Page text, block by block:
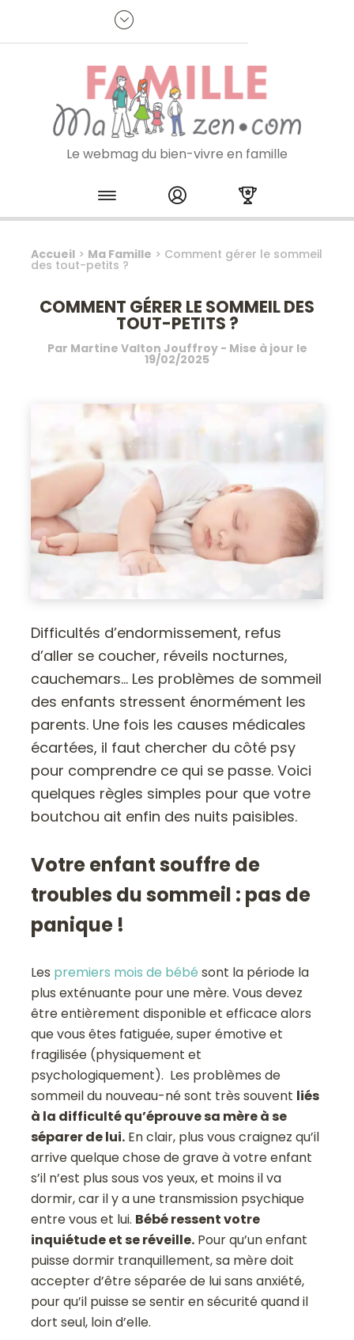
Je m'inscris à la newsletter
Le webmag du bien-vivre en famille
Skip to content
Accueil > Ma Famille > Comment gérer le sommeil
des tout-petits ?
COMMENT GÉRER LE SOMMEIL DES
TOUT-PETITS ?
Par Martine Valton Jouffroy- Mise à jour le
19/02/2025
Difficultés d’endormissement, refus
d’aller se coucher, réveils nocturnes,
cauchemars… Les problèmes de sommeil
des enfants stressent énormément les
parents. Une fois les causes médicales
écartées, il faut chercher du côté psy
pour comprendre ce qui se passe. Voici
quelques règles simples pour que votre
boutchou ait enfin des nuits paisibles.
Votre enfant souffre de
troubles du sommeil : pas de
panique !
Les premiers mois de bébé sont la période la
plus exténuante pour une mère. Vous devez
être entièrement disponible et efficace alors
que vous êtes fatiguée, super émotive et
fragilisée (physiquement et
psychologiquement). Les problèmes de
sommeil du nouveau-né sont très souvent liés
à la difficulté qu’éprouve sa mère à se
séparer de lui. En clair, plus vous craignez qu’il
arrive quelque chose de grave à votre enfant
s’il n’est plus sous vos yeux, et moins il va
dormir, car il y a une transmission psychique
entre vous et lui. Bébé ressent votre
inquiétude et se réveille. Pour qu’un enfant
puisse dormir tranquillement, sa mère doit
accepter d’être séparée de lui sans anxiété,
pour qu’il puisse se sentir en sécurité quand il
dort seul, loin d’elle.
Panneau de gestion des cookies